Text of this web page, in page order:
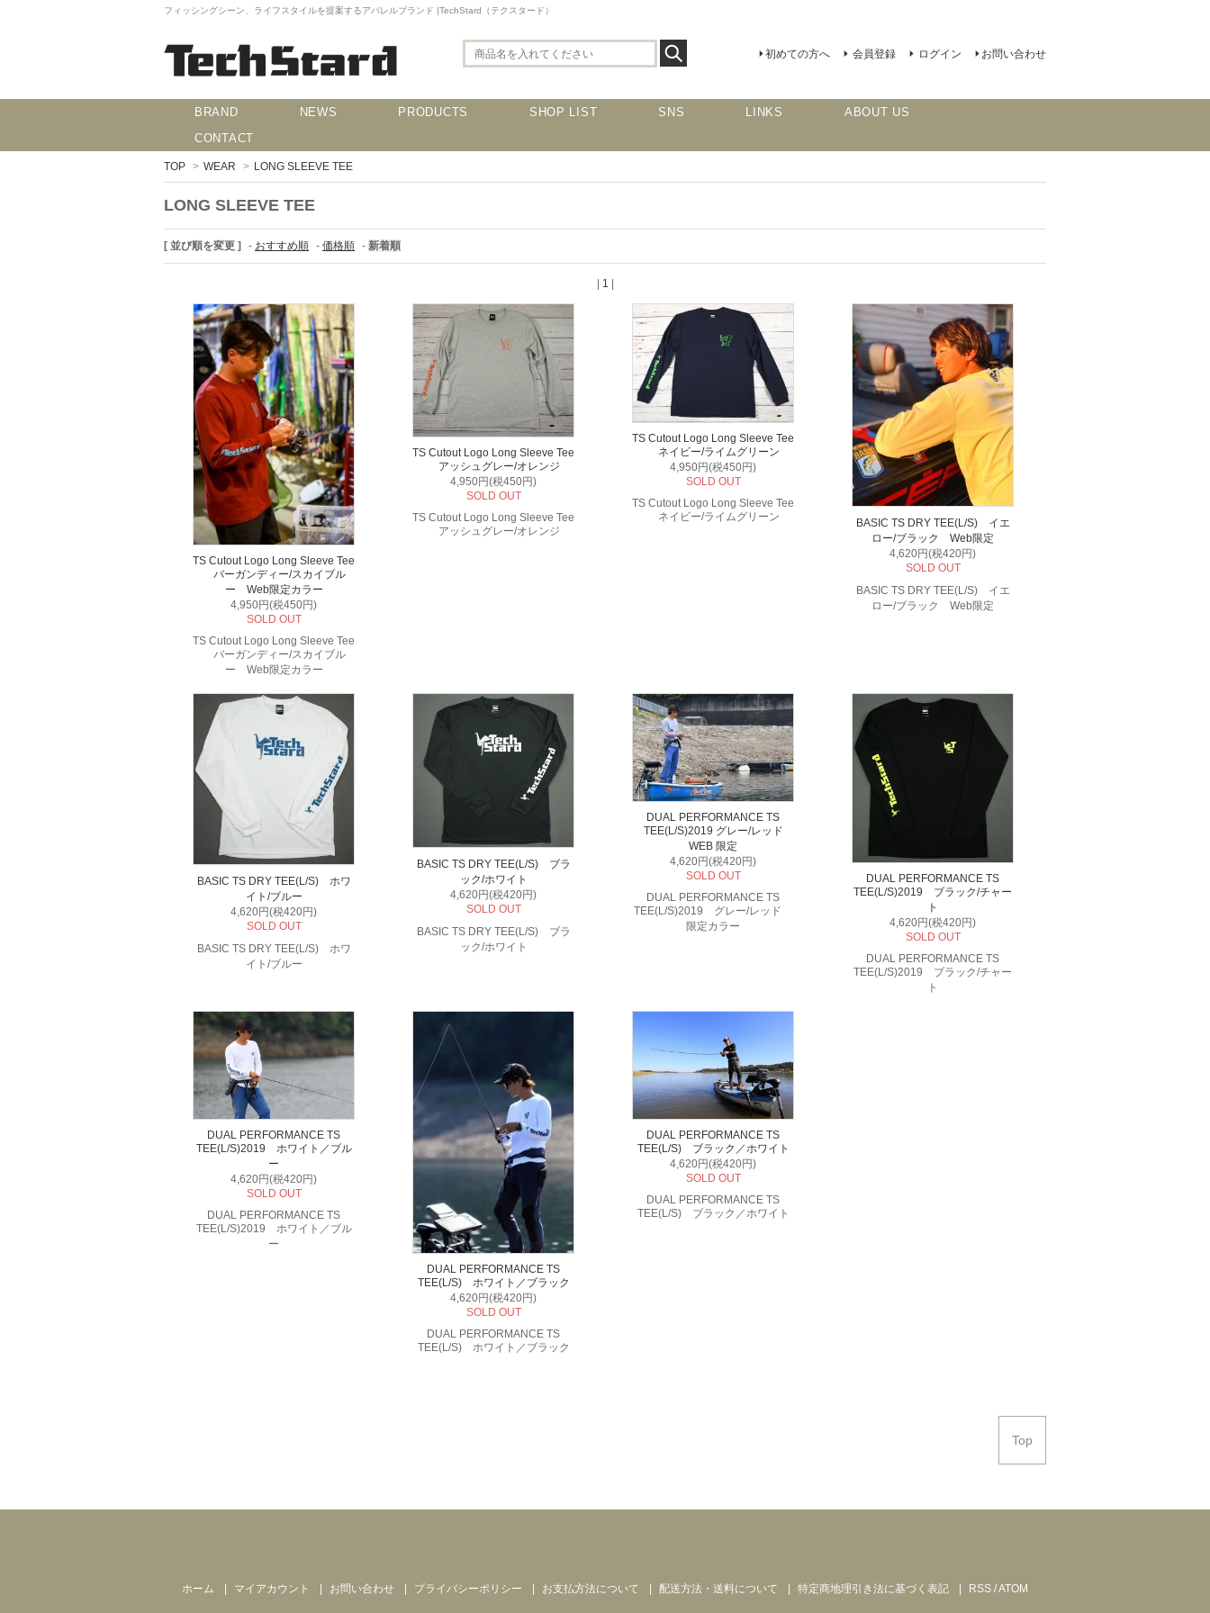
フィッシングシーン、ライフスタイルを提案するアパレルブランド |TechStard（テクスタード）
初めての方へ 会員登録 ログイン お問い合わせ
BRAND NEWS PRODUCTS SHOP LIST SNS LINKS
ABOUT US
CONTACT
TOP > WEAR > LONG SLEEVE TEE
LONG SLEEVE TEE
[ 並び順を変更 ] - おすすめ順 - 価格順 - 新着順
1
TS Cutout Logo Long Sleeve Tee
バーガンディー/スカイブル
ー Web限定カラー
4,950円(税450円)
SOLD OUT
TS Cutout Logo Long Sleeve Tee
バーガンディー/スカイブル
ー Web限定カラー
TS Cutout Logo Long Sleeve Tee
アッシュグレー/オレンジ
4,950円(税450円)
SOLD OUT
TS Cutout Logo Long Sleeve Tee
アッシュグレー/オレンジ
TS Cutout Logo Long Sleeve Tee
ネイビー/ライムグリーン
4,950円(税450円)
SOLD OUT
TS Cutout Logo Long Sleeve Tee
ネイビー/ライムグリーン
BASIC TS DRY TEE(L/S) イエ
ロー/ブラック Web限定
4,620円(税420円)
SOLD OUT
BASIC TS DRY TEE(L/S) イエ
ロー/ブラック Web限定
BASIC TS DRY TEE(L/S) ホワ
イト/ブルー
4,620円(税420円)
SOLD OUT
BASIC TS DRY TEE(L/S) ホワ
イト/ブルー
BASIC TS DRY TEE(L/S) ブラ
ック/ホワイト
4,620円(税420円)
SOLD OUT
BASIC TS DRY TEE(L/S) ブラ
ック/ホワイト
DUAL PERFORMANCE TS
TEE(L/S)2019 グレー/レッド
WEB 限定
4,620円(税420円)
SOLD OUT
DUAL PERFORMANCE TS
TEE(L/S)2019 グレー/レッド
限定カラー
DUAL PERFORMANCE TS
TEE(L/S)2019 ブラック/チャー
ト
4,620円(税420円)
SOLD OUT
DUAL PERFORMANCE TS
TEE(L/S)2019 ブラック/チャー
ト
DUAL PERFORMANCE TS
TEE(L/S)2019 ホワイト／ブル
ー
4,620円(税420円)
SOLD OUT
DUAL PERFORMANCE TS
TEE(L/S)2019 ホワイト／ブル
ー
DUAL PERFORMANCE TS
TEE(L/S) ホワイト／ブラック
4,620円(税420円)
SOLD OUT
DUAL PERFORMANCE TS
TEE(L/S) ホワイト／ブラック
DUAL PERFORMANCE TS
TEE(L/S) ブラック／ホワイト
4,620円(税420円)
SOLD OUT
DUAL PERFORMANCE TS
TEE(L/S) ブラック／ホワイト
Top
ホーム マイアカウント お問い合わせ プライバシーポリシー お支払方法について 配送方法・送料について 特定商地理引き法に基づく表記 RSS /ATOM